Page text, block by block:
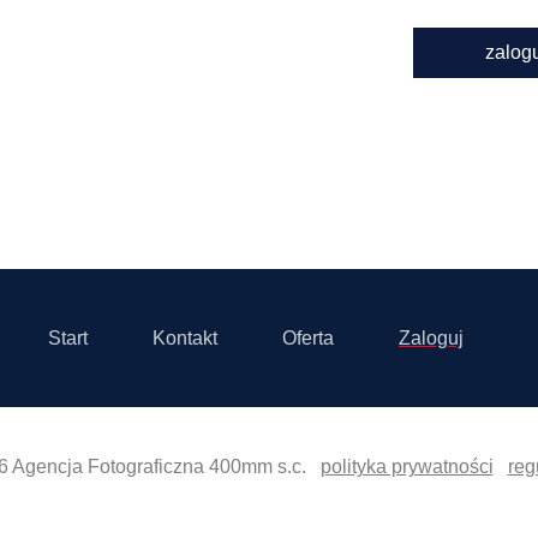
Start Kontakt Oferta Zaloguj
Agencja Fotograficzna 400mm s.c. polityka prywatności